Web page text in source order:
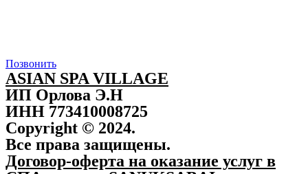
Позвонить
ASIAN SPA VILLAGE
ИП Орлова Э.Н
ИНН 773410008725
Copyright © 2024.
Все права защищены.
Договор-оферта на оказание услуг в